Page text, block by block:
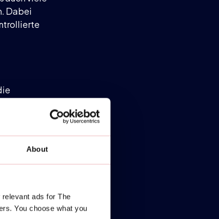
About
ads for The
You choose what you
Dabei
eine
sind.